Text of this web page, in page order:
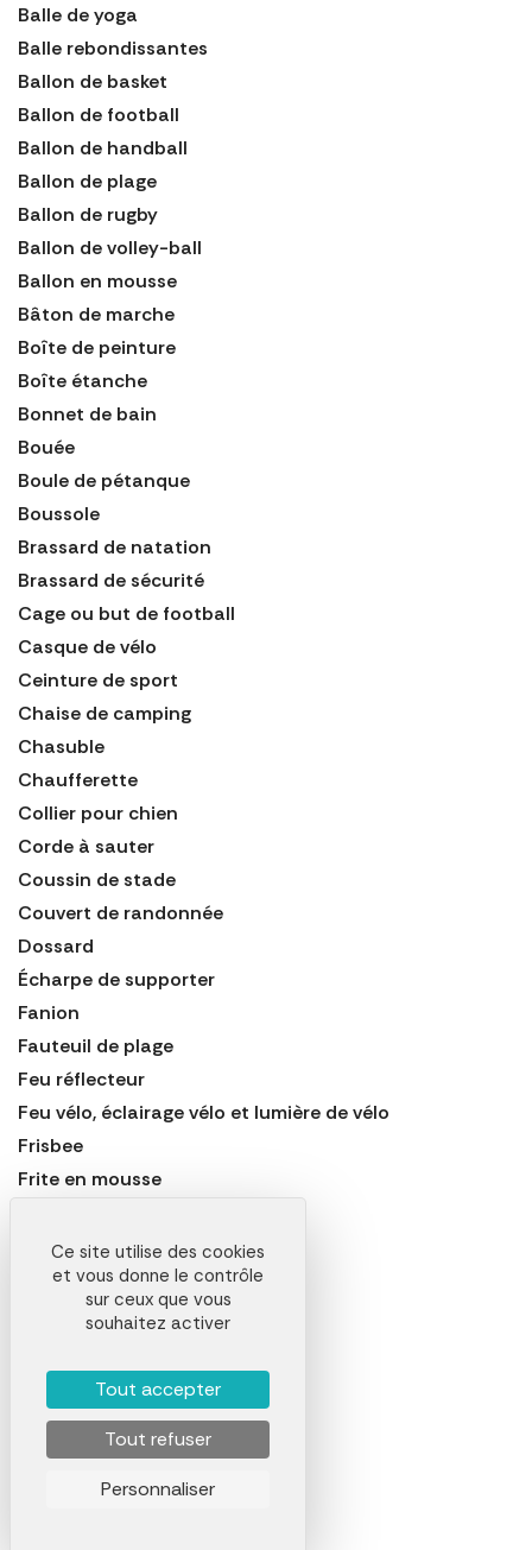
Balle de yoga
Balle rebondissantes
Ballon de basket
Ballon de football
Ballon de handball
Ballon de plage
Ballon de rugby
Ballon de volley-ball
Ballon en mousse
Bâton de marche
Boîte de peinture
Boîte étanche
Bonnet de bain
Bouée
Boule de pétanque
Boussole
Brassard de natation
Brassard de sécurité
Cage ou but de football
Casque de vélo
Ceinture de sport
Chaise de camping
Chasuble
Chaufferette
Collier pour chien
Corde à sauter
Coussin de stade
Couvert de randonnée
Dossard
Écharpe de supporter
Fanion
Fauteuil de plage
Feu réflecteur
Feu vélo, éclairage vélo et lumière de vélo
Frisbee
Frite en mousse
Housse de selle de vélo
Jeu de badminton
Jumelles
Lampe à vélo
Lampe de camping
Lampe de jogging
Lampe de sécurité
Ce site utilise des cookies
et vous donne le contrôle
sur ceux que vous
souhaitez activer
Tout accepter
Tout refuser
Personnaliser